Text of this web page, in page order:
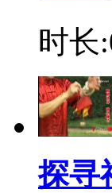
时长
探寻